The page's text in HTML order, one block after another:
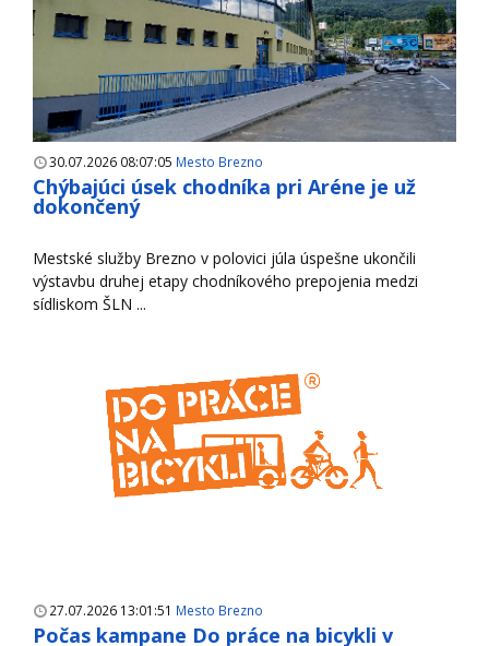
30.07.2026 08:07:05 Mesto Brezno
Chýbajúci úsek chodníka pri Aréne je už
dokončený
Mestské služby Brezno v polovici júla úspešne ukončili
výstavbu druhej etapy chodníkového prepojenia medzi
sídliskom ŠLN ...
27.07.2026 13:01:51 Mesto Brezno
Počas kampane Do práce na bicykli v